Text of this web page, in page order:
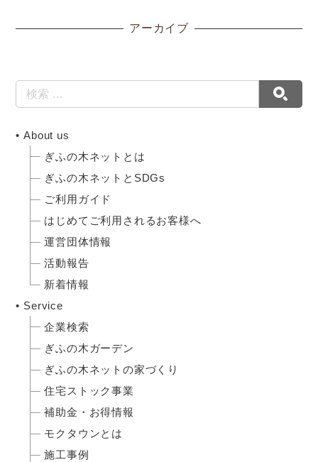
アーカイブ
About us
ぎふの木ネットとは
ぎふの木ネットとSDGs
ご利用ガイド
はじめてご利用されるお客様へ
運営団体情報
活動報告
新着情報
Service
企業検索
ぎふの木ガーデン
ぎふの木ネットの家づくり
住宅ストック事業
補助金・お得情報
モクタウンとは
施工事例